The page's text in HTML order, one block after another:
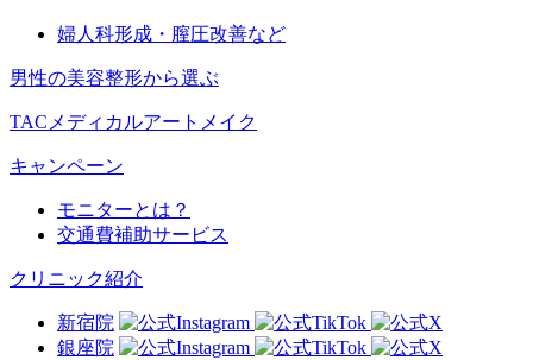
婦人科形成・膣圧改善など
男性の美容整形から選ぶ
TACメディカルアートメイク
キャンペーン
モニターとは？
交通費補助サービス
クリニック紹介
新宿院
銀座院